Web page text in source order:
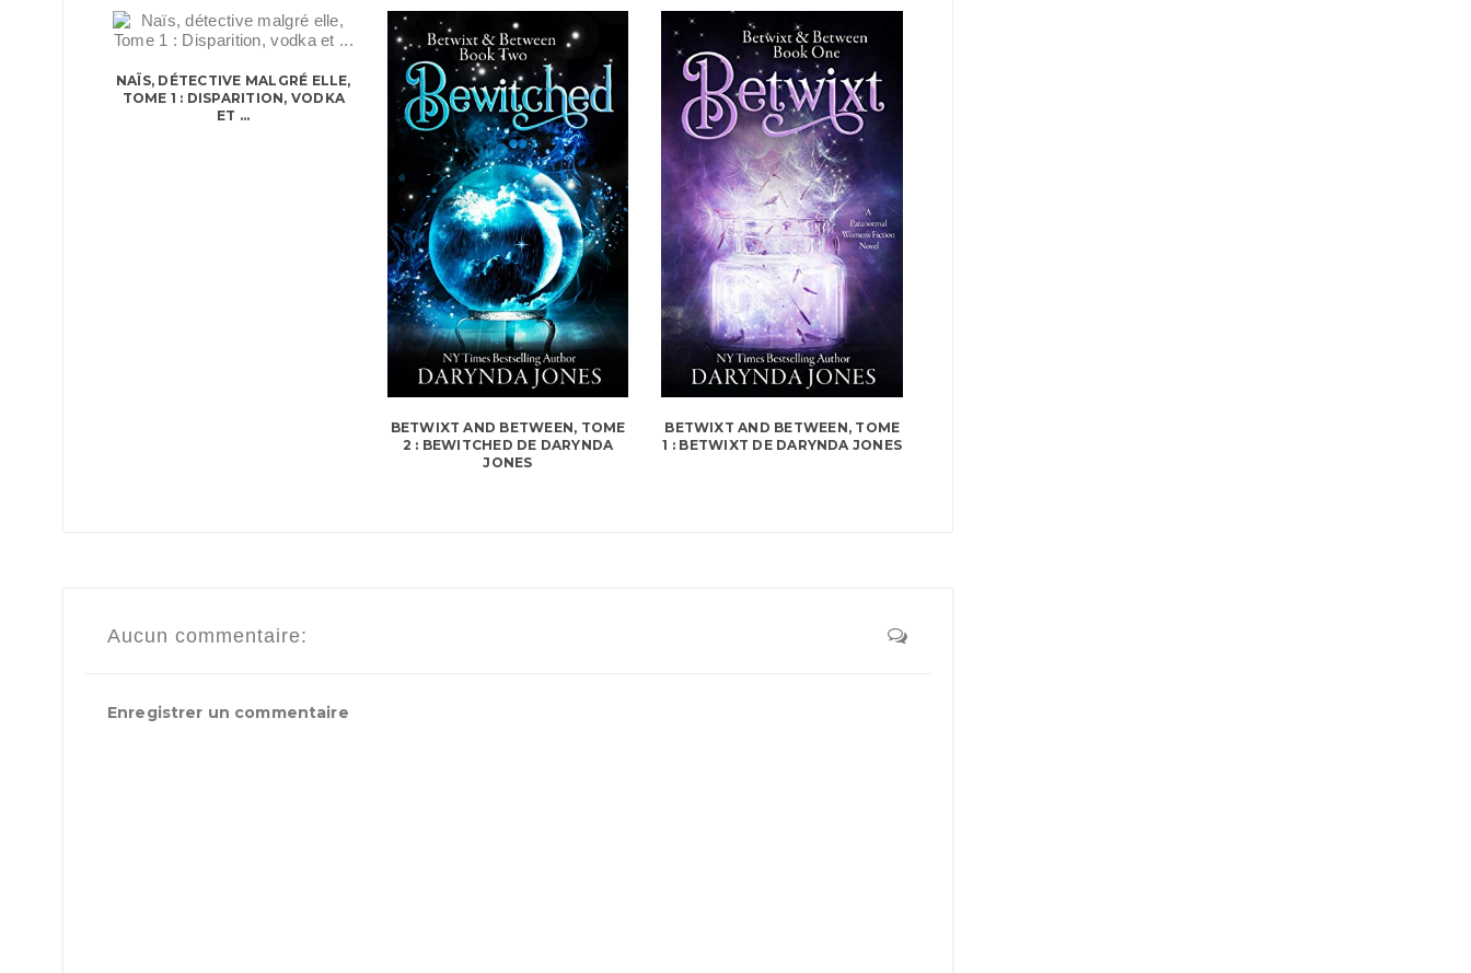
NAÏS, DÉTECTIVE MALGRÉ ELLE,
TOME 1 : DISPARITION, VODKA
ET ...
BETWIXT AND BETWEEN, TOME
2 : BEWITCHED DE DARYNDA
JONES
BETWIXT AND BETWEEN, TOME
1 : BETWIXT DE DARYNDA JONES
Aucun commentaire:
Enregistrer un commentaire